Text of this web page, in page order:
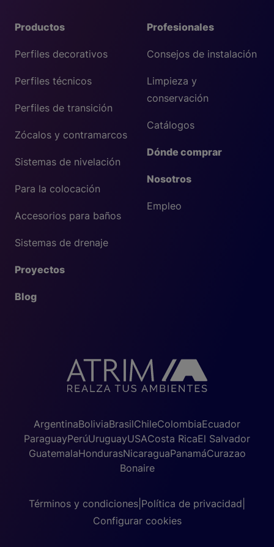
Profesionales
Consejos de instalación
Limpieza y
conservación
Catálogos
Dónde comprar
Nosotros
Empleo
Productos
Perfiles decorativos
Perfiles técnicos
Perfiles de transición
Zócalos y contramarcos
Sistemas de nivelación
Para la colocación
Accesorios para baños
Sistemas de drenaje
Proyectos
Blog
ArgentinaBoliviaBrasilChileColombiaEcuador
ParaguayPerúUruguayUSACosta RicaEl Salvador
GuatemalaHondurasNicaraguaPanamáCurazao
Bonaire
Términos y condiciones Política de privacidad
Configurar cookies